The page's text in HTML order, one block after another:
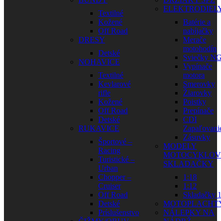
Textilné
Kožené
Off Road
DRESY
Detské
NOHAVICE
Textilné
Kevlarové
rifle
Kožené
Off Road
Detské
RUKAVICE
Športové –
Racing
Turistické –
Urban
Chopper –
Cruiser
Off Road
Detské
Príslušenstvo
Batérie a
nabíjačky
Merače
motohodín
Sviečky
Vypínače
motora
Smerovky
Žiarovky
Poistky
Prepínače
CDI
Zásuvky
MODELY
SKLADAČKY
1:18
1:12
Skladačky
NÁLEPKY NA